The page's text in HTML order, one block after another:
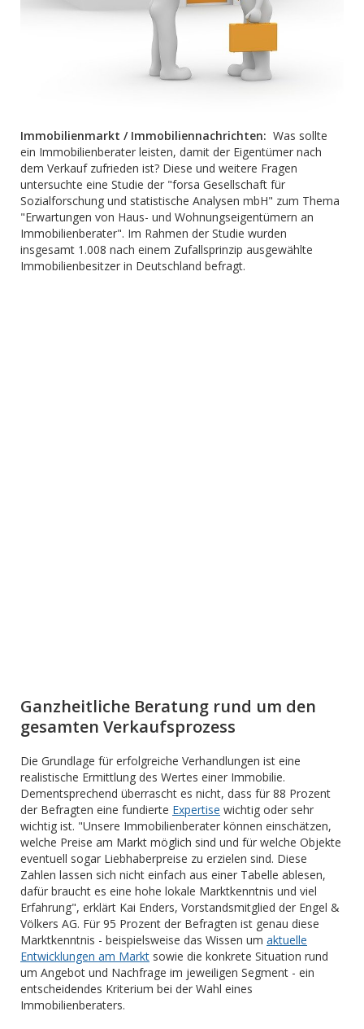
Immobilienmarkt / Immobiliennachrichten: Was sollte
ein Immobilienberater leisten, damit der Eigentümer nach
dem Verkauf zufrieden ist? Diese und weitere Fragen
untersuchte eine Studie der "forsa Gesellschaft für
Sozialforschung und statistische Analysen mbH" zum Thema
"Erwartungen von Haus- und Wohnungseigentümern an
Immobilienberater". Im Rahmen der Studie wurden
insgesamt 1.008 nach einem Zufallsprinzip ausgewählte
Immobilienbesitzer in Deutschland befragt.
Ganzheitliche Beratung rund um den
gesamten Verkaufsprozess
Die Grundlage für erfolgreiche Verhandlungen ist eine
realistische Ermittlung des Wertes einer Immobilie.
Dementsprechend überrascht es nicht, dass für 88 Prozent
der Befragten eine fundierte Expertise wichtig oder sehr
wichtig ist. "Unsere Immobilienberater können einschätzen,
welche Preise am Markt möglich sind und für welche Objekte
eventuell sogar Liebhaberpreise zu erzielen sind. Diese
Zahlen lassen sich nicht einfach aus einer Tabelle ablesen,
dafür braucht es eine hohe lokale Marktkenntnis und viel
Erfahrung", erklärt Kai Enders, Vorstandsmitglied der Engel &
Völkers AG. Für 95 Prozent der Befragten ist genau diese
Marktkenntnis - beispielsweise das Wissen um aktuelle
Entwicklungen am Markt sowie die konkrete Situation rund
um Angebot und Nachfrage im jeweiligen Segment - ein
entscheidendes Kriterium bei der Wahl eines
Immobilienberaters.